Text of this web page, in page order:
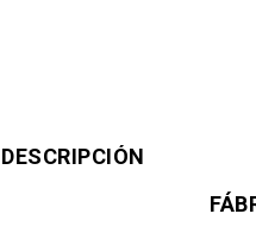
DESCRIPCIÓN